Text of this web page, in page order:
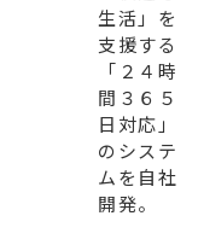
生活」を
支援する
「２４時
間３６５
日対応」
のシステ
ムを自社
開発。